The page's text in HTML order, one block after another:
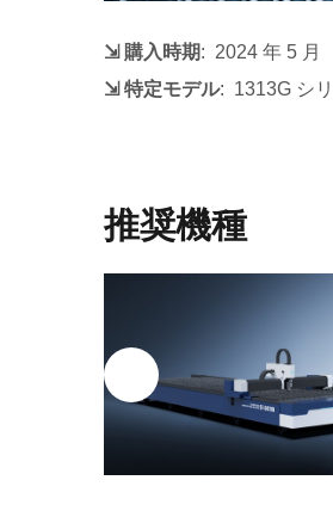
⇲ 購入時期: 2024 年 5 月
⇲ 特定モデル: 1313G シ
推奨機種